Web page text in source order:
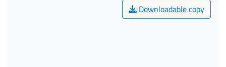
Downloadable copy